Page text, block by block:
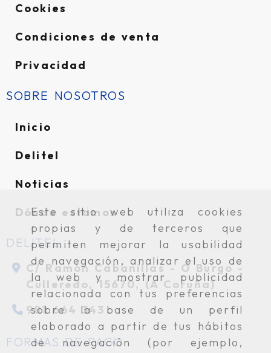
Este sitio web utiliza cookies
propias y de terceros que
permiten mejorar la usabilidad
de navegación, analizar el uso de
la web y mostrar publicidad
relacionada con tus preferencias
sobre la base de un perfil
elaborado a partir de tus hábitos
de navegación (por ejemplo,
Cookies
Condiciones de venta
Privacidad
SOBRE NOSOTROS
Inicio
Delitel
Noticias
Dónde estamos
DELITEL
C/ Ramón Cabanillas - O Burgo -
Culleredo,15670,(A Coruña)
981 664 343
FORMAS DE PAGO